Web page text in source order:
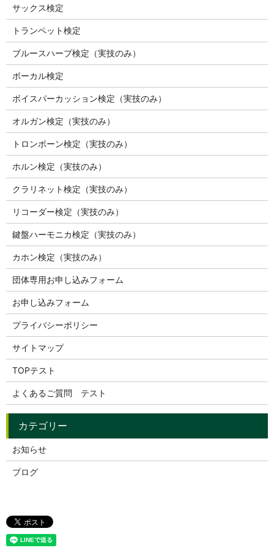
サックス検定
トランペット検定
ブルースハープ検定（実技のみ）
ボーカル検定
ボイスパーカッション検定（実技のみ）
オルガン検定（実技のみ）
トロンボーン検定（実技のみ）
ホルン検定（実技のみ）
クラリネット検定（実技のみ）
リコーダー検定（実技のみ）
鍵盤ハーモニカ検定（実技のみ）
カホン検定（実技のみ）
団体専用お申し込みフォーム
お申し込みフォーム
プライバシーポリシー
サイトマップ
TOPテスト
よくあるご質問 テスト
お知らせ
ブログ